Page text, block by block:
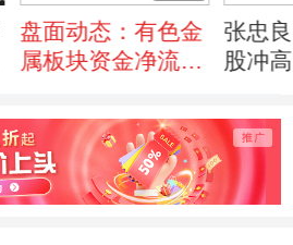
盘面动态：有色金
属板块资金净流出
张忠
股冲